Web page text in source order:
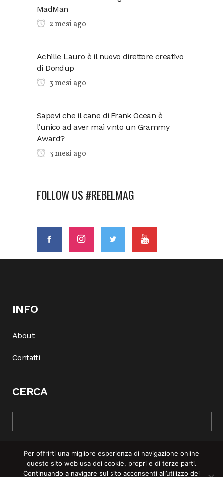
MadMan
2 mesi ago
Achille Lauro è il nuovo direttore creativo
di Dondup
3 mesi ago
Sapevi che il cane di Frank Ocean è
l’unico ad aver mai vinto un Grammy
Award?
3 mesi ago
FOLLOW US #REBELMAG
INFO
About
Contatti
CERCA
Per offrirti una migliore esperienza di navigazione online
questo sito web usa dei cookie, propri e di terze parti.
Continuando a navigare sul sito acconsenti all’utilizzo dei